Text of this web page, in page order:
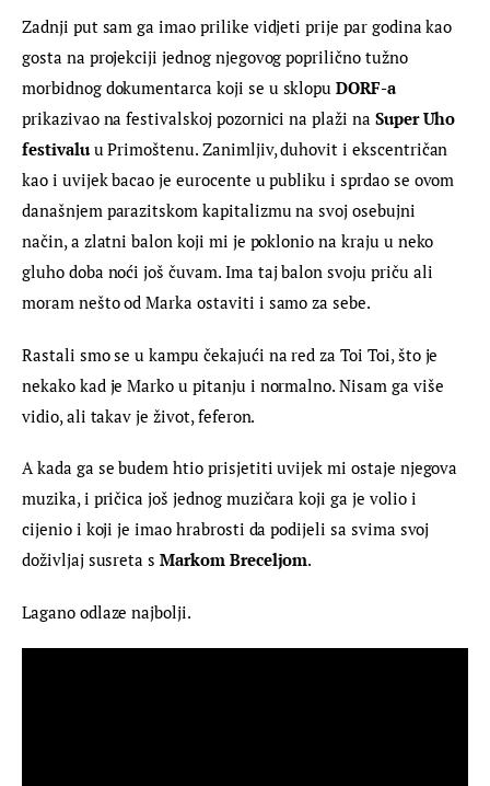
Zadnji put sam ga imao prilike vidjeti prije par godina kao
gosta na projekciji jednog njegovog poprilično tužno
morbidnog dokumentarca koji se u sklopu DORF-a
prikazivao na festivalskoj pozornici na plaži na Super Uho
festivalu u Primoštenu. Zanimljiv, duhovit i ekscentričan
kao i uvijek bacao je eurocente u publiku i sprdao se ovom
današnjem parazitskom kapitalizmu na svoj osebujni
način, a zlatni balon koji mi je poklonio na kraju u neko
gluho doba noći još čuvam. Ima taj balon svoju priču ali
moram nešto od Marka ostaviti i samo za sebe.
Rastali smo se u kampu čekajući na red za Toi Toi, što je
nekako kad je Marko u pitanju i normalno. Nisam ga više
vidio, ali takav je život, feferon.
A kada ga se budem htio prisjetiti uvijek mi ostaje njegova
muzika, i pričica još jednog muzičara koji ga je volio i
cijenio i koji je imao hrabrosti da podijeli sa svima svoj
doživljaj susreta s Markom Breceljom.
Lagano odlaze najbolji.